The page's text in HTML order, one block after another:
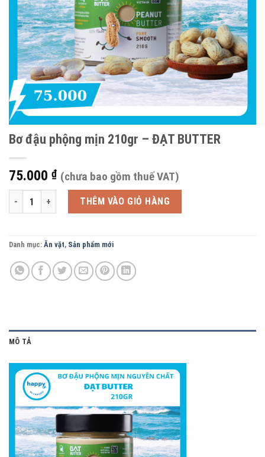
Bơ đậu phộng mịn 210gr – ĐẠT BUTTER
75.000 ₫ (chưa bao gồm thuế VAT)
Bơ đậu phộng mịn 210gr - ĐẠT BUTTER số lượng
THÊM VÀO GIỎ HÀNG
Danh mục: Ăn vặt, Sản phẩm mới
MÔ TẢ